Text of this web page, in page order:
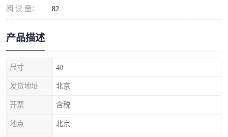
阅 读 量： 82
产品描述
尺寸 40
发货地址 北京
开票 含税
地点 北京